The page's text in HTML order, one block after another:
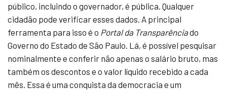
público, incluindo o governador, é pública. Qualquer
cidadão pode verificar esses dados. A principal
ferramenta para isso é o Portal da Transparênciado
Governo do Estado de São Paulo. Lá, é possível pesquisar
nominalmente e conferir não apenas o salário bruto, mas
também os descontos e o valor líquido recebido a cada
mês. Essa é uma conquista da democracia e um